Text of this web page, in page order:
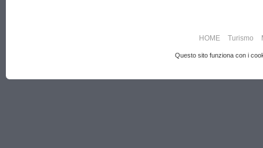
HOME Turismo
Questo sito funziona con i